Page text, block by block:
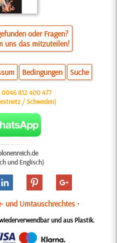
oder Fragen?
uns das mitzuteilen!
Bedingungen Suche
0046 812 400 477
/ Schweden)
und Englisch)
und Umtauschrechtes •
und aus Plastik.